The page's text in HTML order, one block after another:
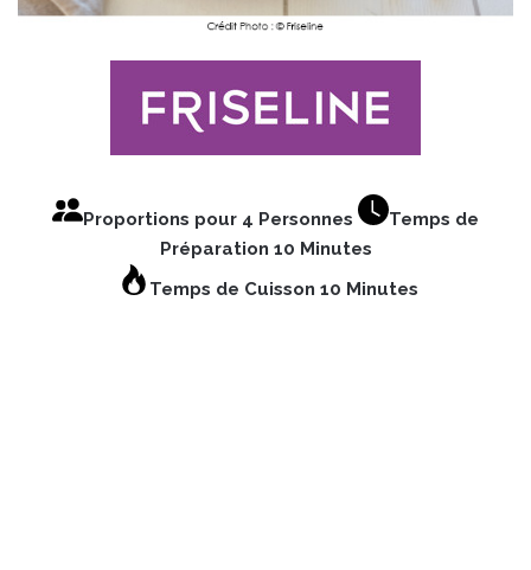
Proportions pour 4 Personnes
Temps de
Préparation 10 Minutes
Temps de Cuisson 10 Minutes